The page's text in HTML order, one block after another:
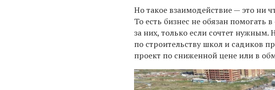
Но такое взаимодействие — это ни
То есть бизнес не обязан помогать
за них, только если сочтет нужным.
по строительству школ и садиков
проект по сниженной цене или в